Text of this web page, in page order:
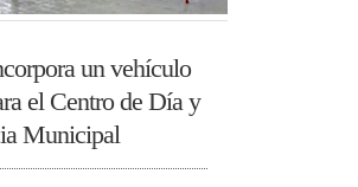
un vehículo
el Centro de Día y
Municipal